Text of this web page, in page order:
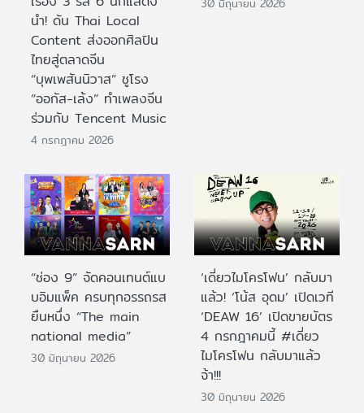
นำ! ดัน Thai Local
Content ส่งออกศิลปิน
ไทยสู่ตลาดจีน
“บุพเพสันนิวาส” ชูโรง
“ออกัส-เล้ง” ทำเพลงจีน
ร่วมกับ Tencent Music
4 กรกฎาคม 2026
“ช่อง 9” จัดคอนเทนต์แบ
บอิมแพ็ค ครบทุกอรรถรส
ยืนหนึ่ง “The main
national media”
30 มิถุนายน 2026
‘เดี่ยวไมโครโฟน’ กลับมา
แล้ว! ‘โน้ส อุดม’ เปิดเวที
‘DEAW 16’ เปิดขายบัตร
4 กรกฎาคมนี้ #เดี่ยว
ไมโครโฟน กลับมาแล้ว
จ้า!!!
30 มิถุนายน 2026